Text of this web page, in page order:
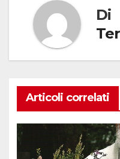
Di
Articoli correlati